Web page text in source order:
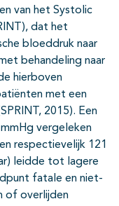
van het Systolic
dat het
bloeddruk naar
behandeling naar
hierboven
met een
2015). Een
vergeleken
respectievelijk 121
leidde tot lagere
fatale en niet-
of overlijden